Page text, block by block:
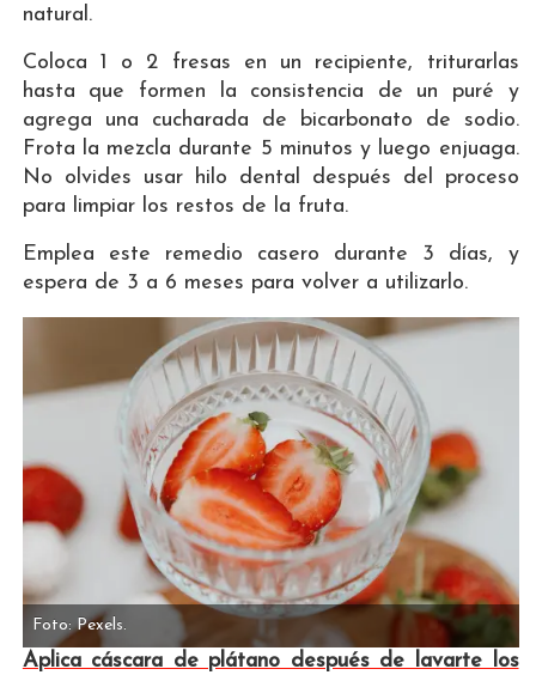
natural.
Coloca 1 o 2 fresas en un recipiente, triturarlas
hasta que formen la consistencia de un puré y
agrega una cucharada de bicarbonato de sodio.
Frota la mezcla durante 5 minutos y luego enjuaga.
No olvides usar hilo dental después del proceso
para limpiar los restos de la fruta.
Emplea este remedio casero durante 3 días, y
espera de 3 a 6 meses para volver a utilizarlo.
Foto: Pexels.
Aplica cáscara de plátano después de lavarte los